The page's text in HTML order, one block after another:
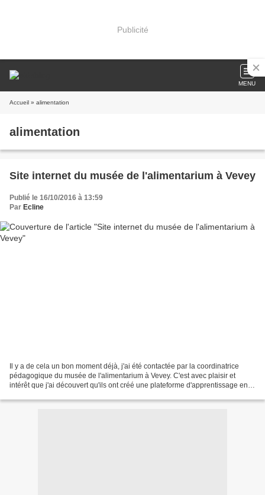
Publicité
MENU
Accueil » alimentation
alimentation
Site internet du musée de l'alimentarium à Vevey
Publié le 16/10/2016 à 13:59
Par Ecline
Il y a de cela un bon moment déjà, j'ai été contactée par la coordinatrice
pédagogique du musée de l'alimentarium à Vevey. C'est avec plaisir et
intérêt que j'ai découvert qu'ils ont créé une plateforme d'apprentissage en